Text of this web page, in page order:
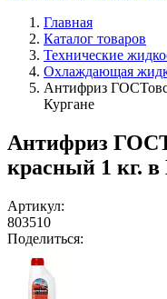
Главная
Каталог товаров
Технические
Охлаждающая
Антифриз
Кургане
Антифриз
красный 1 кг. в
Артикул:
803510
Поделиться: